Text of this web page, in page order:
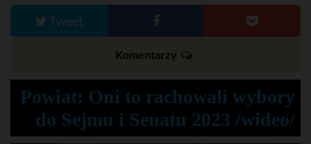
Tweet
Komentarzy
Powiat: Oni to rachowali wybory
do Sejmu i Senatu 2023 /wideo/